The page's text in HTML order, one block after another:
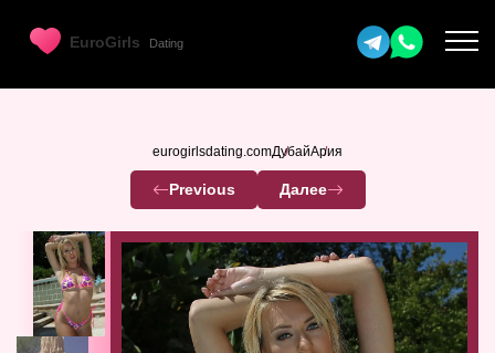
eurogirlsdating.comДубайАрия
Previous Далее